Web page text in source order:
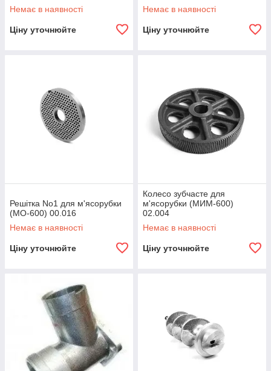
Немає в наявності
Ціну уточнюйте
Немає в наявності
Ціну уточнюйте
Решітка No1 для м'ясорубки
(МО-600) 00.016
Немає в наявності
Ціну уточнюйте
Колесо зубчасте для
м'ясорубки (МИМ-600)
02.004
Немає в наявності
Ціну уточнюйте